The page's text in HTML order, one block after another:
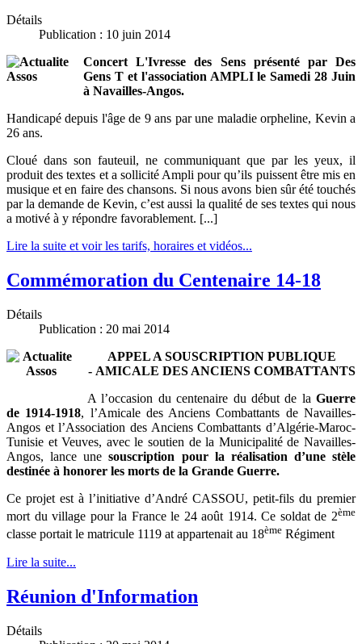
Détails
Publication : 10 juin 2014
Concert L'Ivresse des Sens présenté par Des
Gens T et l'association AMPLI le Samedi 28 Juin
à Navailles-Angos.
Handicapé depuis l'âge de 9 ans par une maladie orpheline, Kevin a
26 ans.
Cloué dans son fauteuil, ne communiquant que par les yeux, il
produit des textes et a sollicité Ampli pour qu’ils puissent être mis en
musique et en faire des chansons. Si nous avons bien sûr été touchés
par la demande de Kevin, c’est aussi la qualité de ses textes qui nous
a motivé à y répondre favorablement. [...]
Lire la suite et voir les tarifs, horaires et vidéos...
Commémoration du Centenaire 14-18
Détails
Publication : 20 mai 2014
APPEL A SOUSCRIPTION PUBLIQUE
- AMICALE DES ANCIENS COMBATTANTS
A l’occasion du centenaire du début de la Guerre
de 1914-1918, l’Amicale des Anciens Combattants de Navailles-
Angos et l’Association des Anciens Combattants d’Algérie-Maroc-
Tunisie et Veuves, avec le soutien de la Municipalité de Navailles-
Angos, lance une souscription pour la réalisation d’une stèle
destinée à honorer les morts de la Grande Guerre.
Ce projet est à l’initiative d’André CASSOU, petit-fils du premier
mort du village pour la France le 24 août 1914. Ce soldat de 2ème
classe portait le matricule 1119 at appartenait au 18ème Régiment
Lire la suite...
Réunion d'Information
Détails